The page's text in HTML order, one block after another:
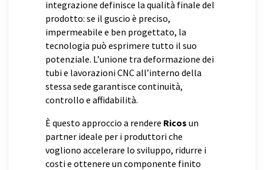
integrazione definisce la qualità finale del
prodotto: se il guscio è preciso,
impermeabile e ben progettato, la
tecnologia può esprimere tutto il suo
potenziale. L’unione tra deformazione dei
tubi e lavorazioni CNC all’interno della
stessa sede garantisce continuità,
controllo e affidabilità.
È questo approccio a rendere Ricos un
partner ideale per i produttori che
vogliono accelerare lo sviluppo, ridurre i
costi e ottenere un componente finito